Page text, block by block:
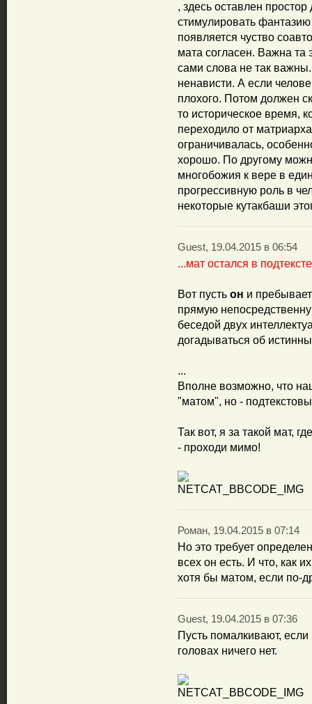
, здесь оставлен
стимулировать фантазию
появляется чуство
мата согласен. Важна та
сами слова не так
ненависти. А если
плохого. Потом должен
то историческое время,
переходило от
ограничивалась,
хорошо. По другому
многобожия к вере в
прогрессивную роль в
некоторые кутакбаши
Guest, 19.04.2015 в 06:54
...мат остался в
Вот пусть он и
прямую
беседой двух
догадываться об
...
Вполне возможно, что
"матом", но -
Так вот, я за такой мат,
- проходи мимо!
Роман, 19.04.2015 в 07:14
Но это требует
всех он есть. И что, как
хотя бы матом, если по-
Guest, 19.04.2015 в 07:36
Пусть помалкивают,
головах ничего нет.